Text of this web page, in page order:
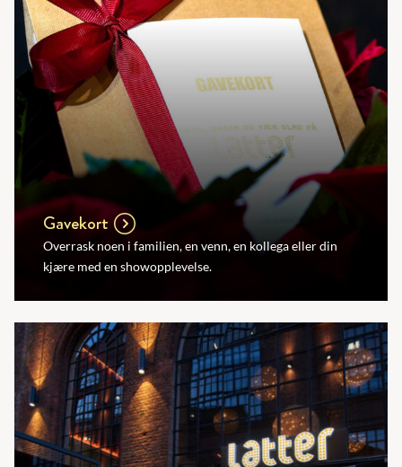
Gavekort
Overrask noen i familien, en venn, en kollega eller din
kjære med en showopplevelse.